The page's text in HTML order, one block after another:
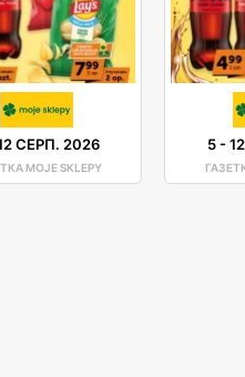
СЕРП. 2026
MOJE SKLEPY
5-